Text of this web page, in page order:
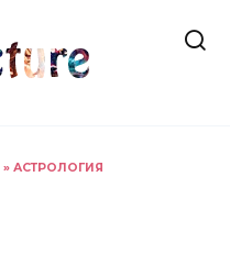
» АСТРОЛОГИЯ